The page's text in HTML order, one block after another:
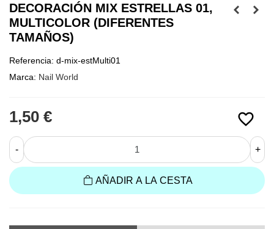
DECORACIÓN MIX ESTRELLAS 01,
MULTICOLOR (DIFERENTES
TAMAÑOS)
Referencia: d-mix-estMulti01
Marca: Nail World
favorite_border
1,50 €
- +
AÑADIR A LA CESTA